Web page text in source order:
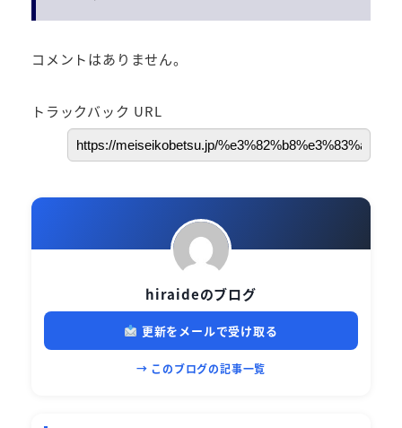
コメントはありません。
トラックバック URL
hiraideのブログ
更新をメールで受け取る
→ このブログの記事一覧